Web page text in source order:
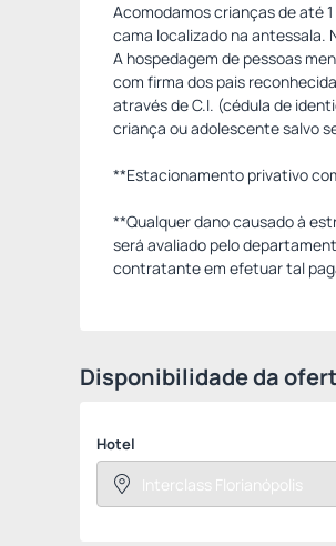
Acomodamos crianças de até
cama localizado na antessala.
A hospedagem de pessoas
com firma dos pais
através de C.I. (cédula de
criança ou adolescente salvo
**Estacionamento privativo
**Qualquer dano causado à
será avaliado pelo
contratante em efetuar tal
Disponibilidade da
Hotel